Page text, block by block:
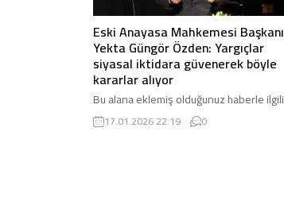
Eski Anayasa Mahkemesi Başkanı
Yekta Güngör Özden: Yargıçlar
siyasal iktidara güvenerek böyle
kararlar alıyor
Bu alana eklemiş olduğunuz haberle ilgili
kısa bir özet bilgisi ekleyebilirsiniz. Bu
metin yazı düzenleme sayfasında “Özet”
17.01.2026 22:19 0